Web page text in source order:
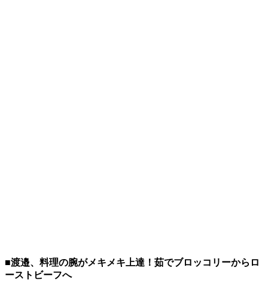
■渡邉、料理の腕がメキメキ上達！茹でブロッコリーからロ
ーストビーフへ